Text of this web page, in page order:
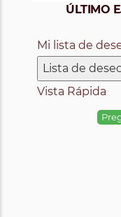
ÚLTIMO
Mi lista de
Lista de
Vista Rápida